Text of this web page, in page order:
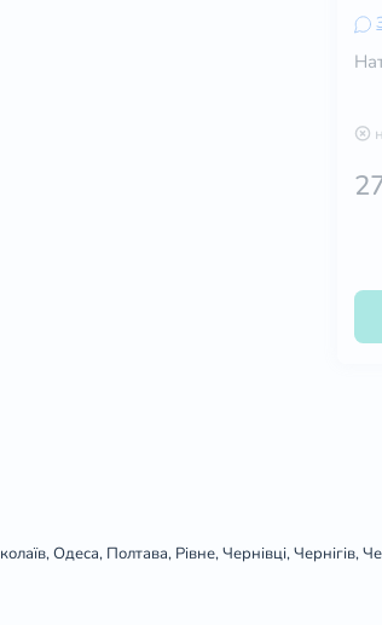
Одеса, Полтава, Рівне, Чернівці, Чернігів,